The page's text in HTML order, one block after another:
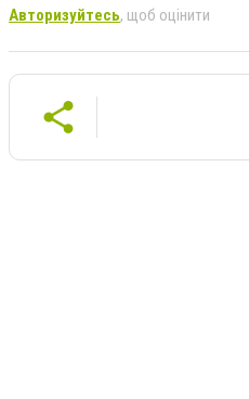
Авторизуйтесь, щоб оцінити